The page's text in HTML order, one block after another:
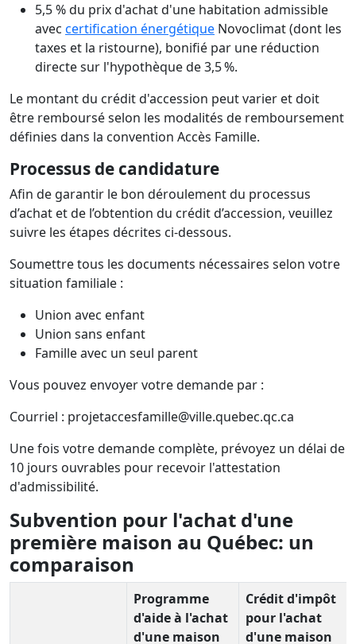
5,5 % du prix d'achat d'une habitation admissible
avec certification énergétique Novoclimat (dont les
taxes et la ristourne), bonifié par une réduction
directe sur l'hypothèque de 3,5 %.
Le montant du crédit d'accession peut varier et doit
être remboursé selon les modalités de remboursement
définies dans la convention Accès Famille.
Processus de candidature
Afin de garantir le bon déroulement du processus
d’achat et de l’obtention du crédit d’accession, veuillez
suivre les étapes décrites ci-dessous.
Soumettre tous les documents nécessaires selon votre
situation familiale :
Union avec enfant
Union sans enfant
Famille avec un seul parent
Vous pouvez envoyer votre demande par :
Courriel : projetaccesfamille@ville.quebec.qc.ca
Une fois votre demande complète, prévoyez un délai de
10 jours ouvrables pour recevoir l'attestation
d'admissibilité.
Subvention pour l'achat d'une
première maison au Québec: un
comparaison
Programme
d'aide à l'achat
d'une maison
Crédit d'impôt
pour l'achat
d'une maison